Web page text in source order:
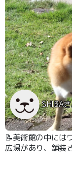
SHIBA
📝美術館の中には
広場があり、舗装